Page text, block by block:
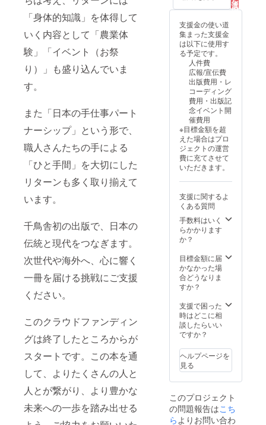
「身体的知識」を体得して
いく内容として「農業体
験」「イベント（お祭
り）」も盛り込んでいま
す。
また「日本の手仕事パート
ナーシップ」という形で、
職人さんたちの手による
「ひと手間」を大切にした
リターンも多く取り揃えて
います。
千鳥舎初の出版で、日本の
伝統と現代をつなぎます。
次世代や海外へ、心に響く
一冊を届ける挑戦にご支援
ください。
このクラウドファンディン
グは終了したところからが
スタートです。この本を通
して、よりたくさんの人と
人とが繋がり、より豊かな
未来への一歩を踏み出せる
らかな
梅干に
なりま
す。
（要は
美味し
い！）
さらに
近年で
は交配
樹とし
ても優
れてい
ること
がわか
りまし
減退と
いう地
域課題
に対し
てこの
果たせ
る役割
は非常
に大き
え、手
間のか
かる林
州の栽
けられ
ていま
ぜひこ
の機会
に！
見よう
とす
る。 わ
たしの
作品の
風景
は、 “循
環”を体
現する
静かで
激しい
植物た
ちの動
きで
す。 生
命の循
環とと
もに季
節もま
た、 そ
の順番
を間違
えるこ
とがな
い。 植
借り
て、う
つくし
的な季
節を描
きたい
と考え
ていま
す。〜
来ま
す。デ
ザイ
ン、印
刷、配
布の手
間やコ
ストを
考え
て、チ
ラシ代
わりに
ご利用
されて
いると
いうご
意見
も！ ②
人だけ
でなく
地球に
優しい
生活を
広げて
いくこ
③紙で
読むこ
との豊
いくこ
とに繋
がる ④
おむす
び編集
部への
なる！
そんな
想いで
掲載し
てくだ
さる皆
が複数
ござい
ます）
全額を
プロ
ジェク
ト実施
のため
に使わ
せてい
ただき
ます。
ありが
とうご
ざいま
すメッ
セージ
を送ら
せてい
ただき
ます。
選
択
支援金の使い道
集まった支援金
は以下に使用す
る予定です。
人件費
広報/宣伝費
出版費用・レ
コーディング
費用・出版記
念イベント開
催費用
※目標金額を超
えた場合はプロ
ジェクトの運営
費に充てさせて
いただきます。
支援に関するよ
くある質問
手数料はいく
らかかります
か？
目標金額に届
かなかった場
合どうなりま
すか？
支援で困った
時はどこに相
談したらいい
ですか？
ヘルプページを
見る
このプロジェクト
の問題報告はこち
らよりお問い合わ